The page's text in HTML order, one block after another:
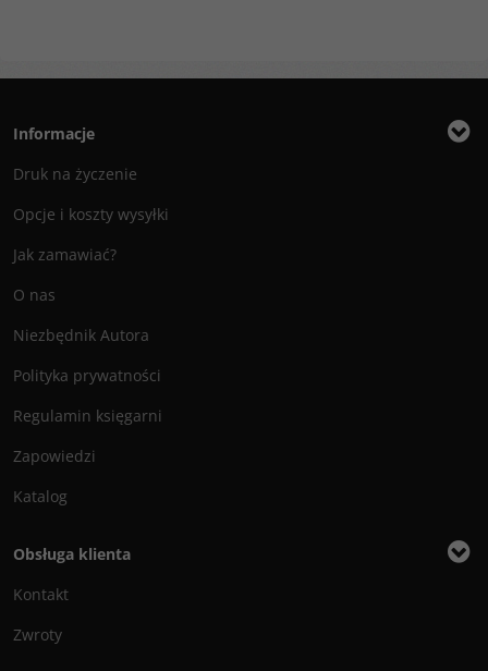
Informacje
Druk na życzenie
Opcje i koszty wysyłki
Jak zamawiać?
O nas
Niezbędnik Autora
Polityka prywatności
Regulamin księgarni
Zapowiedzi
Katalog
Obsługa klienta
Kontakt
Zwroty